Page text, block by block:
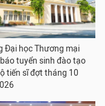
Đại học Thương mại
tuyển sinh đào tạo
tiến sĩ đợt tháng 10